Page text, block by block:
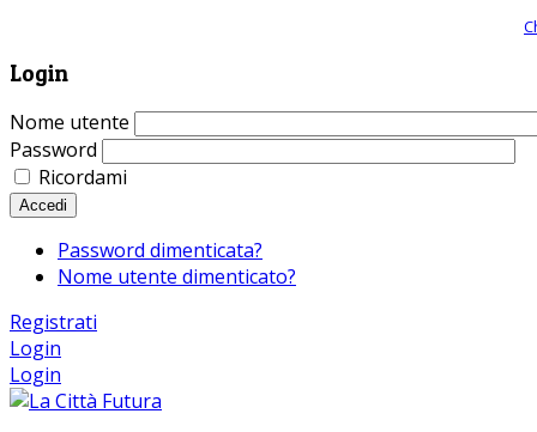
Login
Nome utente
Password
Ricordami
Accedi
Password dimenticata?
Nome utente dimenticato?
Registrati
Login
Login